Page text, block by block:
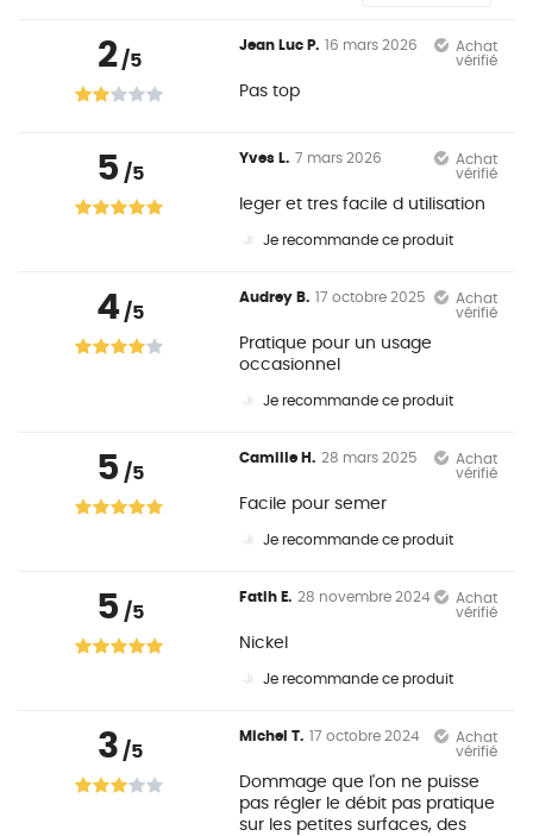
2 /5
Jean Luc P. 16 mars 2026
Achat
vérifié
Pas top
5 /5
Yves L. 7 mars 2026
Achat
vérifié
leger et tres facile d utilisation
Je recommande ce produit
4/5
Audrey B. 17 octobre 2025
Achat
vérifié
Pratique pour un usage
occasionnel
Je recommande ce produit
5 /5
Camille H. 28 mars 2025
Achat
vérifié
Facile pour semer
Je recommande ce produit
5 /5
Fatih E. 28 novembre 2024
Achat
vérifié
Nickel
Je recommande ce produit
3 /5
Michel T. 17 octobre 2024
Achat
vérifié
Dommage que l'on ne puisse
pas régler le débit pas pratique
sur les petites surfaces, des